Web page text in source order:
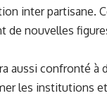
inter partisane.
nouvelles
aussi confronté à
les institutions